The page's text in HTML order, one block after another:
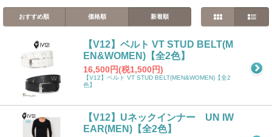
おすすめ順 価格順 新着順
【V12】ベルト VT STUD BELT(M
EN&WOMEN)【全2色】
16,500円(税1,500円)
【V12】ベルト VT STUD BELT(MEN&WOMEN)【全2
色】
【V12】Uネックインナー UN IW
EAR(MEN)【全2色】